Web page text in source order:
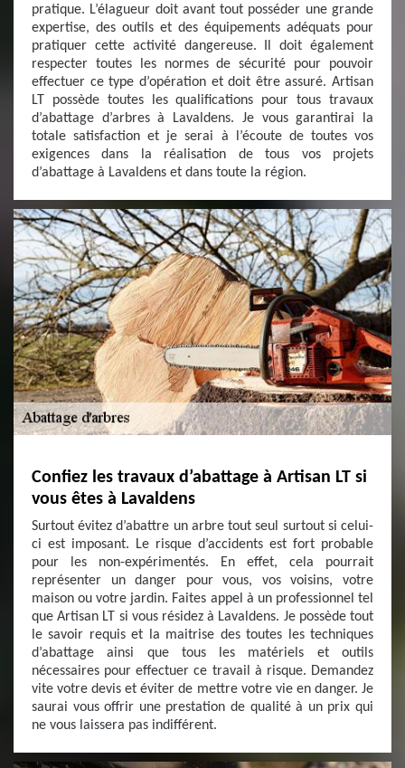
pratique. L’élagueur doit avant tout posséder une grande
expertise, des outils et des équipements adéquats pour
pratiquer cette activité dangereuse. Il doit également
respecter toutes les normes de sécurité pour pouvoir
effectuer ce type d’opération et doit être assuré. Artisan
LT possède toutes les qualifications pour tous travaux
d’abattage d’arbres à Lavaldens. Je vous garantirai la
totale satisfaction et je serai à l’écoute de toutes vos
exigences dans la réalisation de tous vos projets
d’abattage à Lavaldens et dans toute la région.
Confiez les travaux d’abattage à Artisan LT si
vous êtes à Lavaldens
Surtout évitez d’abattre un arbre tout seul surtout si celui-
ci est imposant. Le risque d’accidents est fort probable
pour les non-expérimentés. En effet, cela pourrait
représenter un danger pour vous, vos voisins, votre
maison ou votre jardin. Faites appel à un professionnel tel
que Artisan LT si vous résidez à Lavaldens. Je possède tout
le savoir requis et la maitrise des toutes les techniques
d’abattage ainsi que tous les matériels et outils
nécessaires pour effectuer ce travail à risque. Demandez
vite votre devis et éviter de mettre votre vie en danger. Je
saurai vous offrir une prestation de qualité à un prix qui
ne vous laissera pas indifférent.